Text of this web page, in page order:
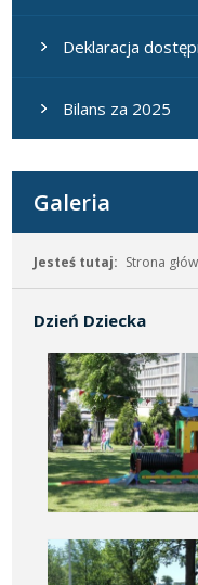
Deklaracja
Bilans za 2025
Galeria
Jesteś tutaj: Strona
Dzień Dziecka